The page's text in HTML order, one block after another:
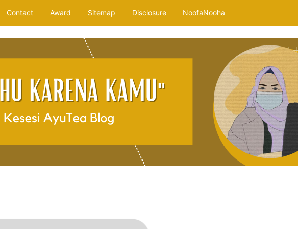
Contact Award Sitemap Disclosure NoofaNooha